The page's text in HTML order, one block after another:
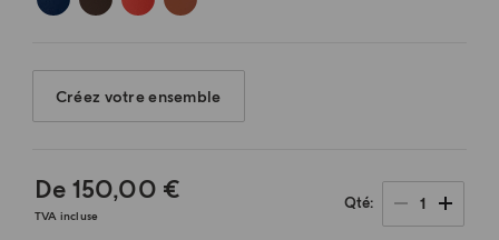
Créez votre ensemble
De 150,00 €
TVA incluse
Qté 1